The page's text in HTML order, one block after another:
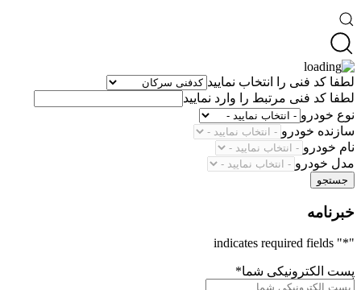
لطفا کد فنی را انتخاب نمایید
لطفا کد فنی مرتبط را وارد نمایید
نوع خودرو
سازنده خودرو
نام خودرو
مدل خودرو
جستجو
خبرنامه
"
*
" indicates required fields
پست الکترونیکی شما*